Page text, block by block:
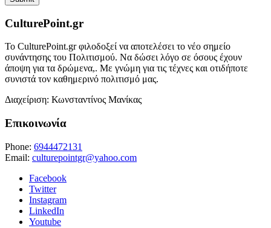
CulturePoint.gr
Το CulturePoint.gr φιλοδοξεί να αποτελέσει το νέο σημείο
συνάντησης του Πολιτισμού. Να δώσει λόγο σε όσους έχουν
άποψη για τα δρώμενα,. Με γνώμη για τις τέχνες και οτιδήποτε
συνιστά τον καθημερινό πολιτισμό μας.
Διαχείριση: Κωνσταντίνος Μανίκας
Επικοινωνία
Phone: 6944472131
Email: culturepointgr@yahoo.com
Facebook
Twitter
Instagram
LinkedIn
Youtube